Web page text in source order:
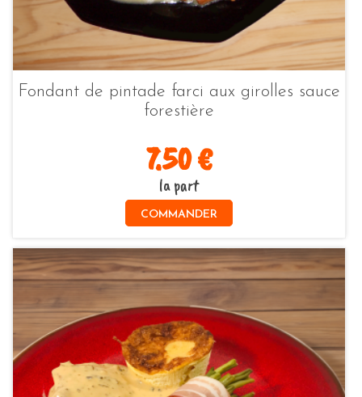
Fondant de pintade farci aux girolles sauce
forestière
7.50 €
la part
COMMANDER